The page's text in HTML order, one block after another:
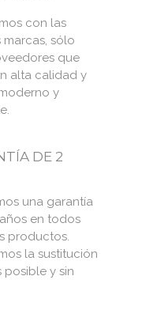
con las
marcas, sólo
que
alta calidad y
y
DE 2
una garantía
en todos
productos.
la sustitución
posible y sin